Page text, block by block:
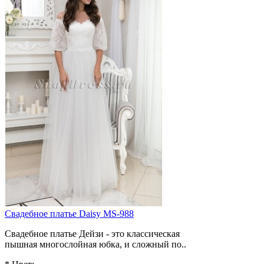
Свадебное платье Daisy MS-988
Свадебное платье Дейзи - это классическая
пышная многослойная юбка, и сложный по..